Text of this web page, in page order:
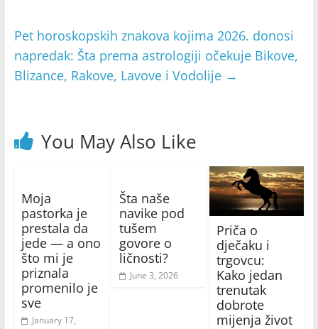
Pet horoskopskih znakova kojima 2026. donosi
napredak: Šta prema astrologiji očekuje Bikove,
Blizance, Rakove, Lavove i Vodolije →
You May Also Like
Moja
pastorka je
prestala da
jede — a ono
što mi je
priznala
promenilo je
sve
January 17,
Šta naše
navike pod
tušem
govore o
ličnosti?
June 3, 2026
Priča o
dječaku i
trgovcu:
Kako jedan
trenutak
dobrote
mijenja život